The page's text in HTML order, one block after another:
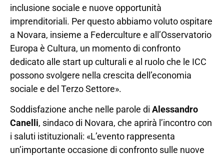
inclusione sociale e nuove opportunità
imprenditoriali. Per questo abbiamo voluto ospitare
a Novara, insieme a Federculture e all’Osservatorio
Europa è Cultura, un momento di confronto
dedicato alle start up culturali e al ruolo che le ICC
possono svolgere nella crescita dell’economia
sociale e del Terzo Settore».
Soddisfazione anche nelle parole di Alessandro
Canelli, sindaco di Novara, che aprirà l’incontro con
i saluti istituzionali: «L’evento rappresenta
un’importante occasione di confronto sulle nuove